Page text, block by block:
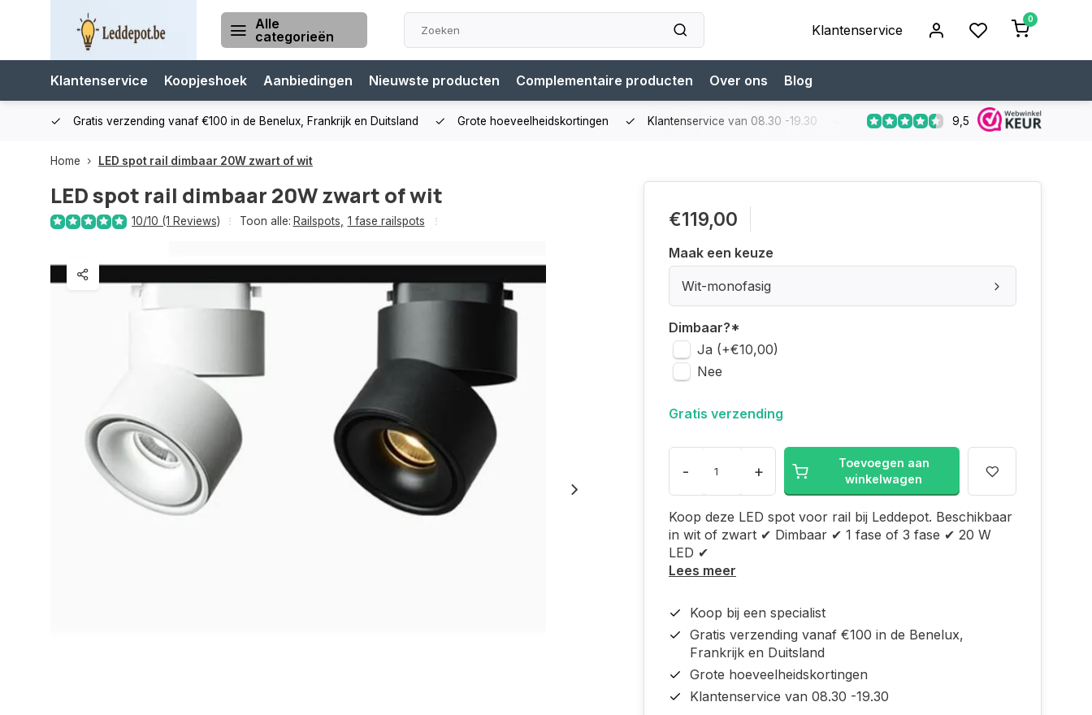
Alle
categorieën
Klantenservice
0
Klantenservice Koopjeshoek Aanbiedingen Nieuwste producten Complementaire producten Over ons Blog
Gratis verzending vanaf €100 in de Benelux, Frankrijk en Duitsland Grote hoeveelheidskortingen Klantenservice van 08.30 -19.30 Koop bij een specialist Gratis
9,5
Home LED spot rail dimbaar 20W zwart of wit
LED spot rail dimbaar 20W zwart of wit
10/10 (1 Reviews) Toon alle: Railspots 1 fase railspots €119,00
Maak een keuze
Wit-monofasig
Dimbaar?*
Ja (+€10,00)
Nee
Gratis verzending
- +
Toevoegen aan
winkelwagen
Koop deze LED spot voor rail bij Leddepot. Beschikbaar
in wit of zwart ✔ Dimbaar ✔ 1 fase of 3 fase ✔ 20 W
LED ✔
Lees meer
Koop bij een specialist
Gratis verzending vanaf €100 in de Benelux,
Frankrijk en Duitsland
Grote hoeveelheidskortingen
Klantenservice van 08.30 -19.30